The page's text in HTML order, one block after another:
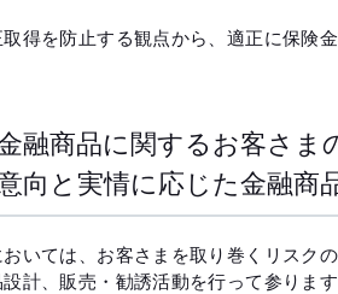
得を防止する観点から、適正に保険
融商品に関するお客さま
向と実情に応じた金融商
いては、お客さまを取り巻くリスク
計、販売・勧誘活動を行って参ります